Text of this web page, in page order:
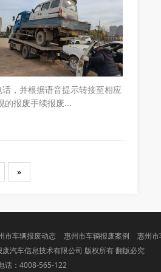
，并根据语音提示转接至相应
的报废手续报废...
»
市车辆报废动态 惠州市车辆报废案例
惠州
汽车信息技术有限公司 版权所有 翻版必究
话：4008-565-122